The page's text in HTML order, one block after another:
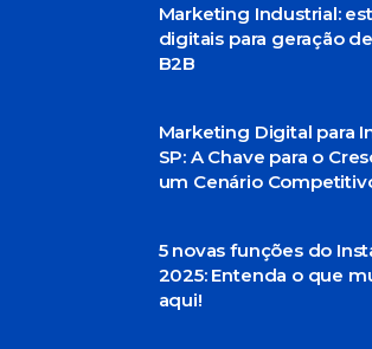
Marketing Industrial:
digitais para geração
B2B
Marketing Digital para
SP: A Chave para o
um Cenário
5 novas funções do
2025: Entenda o que
aqui!